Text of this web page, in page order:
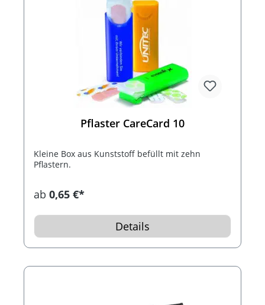
Pflaster CareCard 10
Kleine Box aus Kunststoff befüllt mit zehn
Pflastern.
ab 0,65 €*
Details